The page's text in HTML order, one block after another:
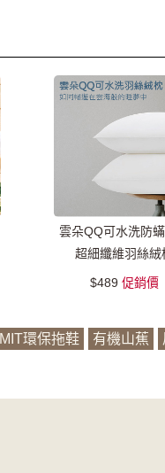
雲朵QQ可水洗防
超細纖維羽絲絨
$489 促銷價
MIT環保拖鞋 有機山蕉